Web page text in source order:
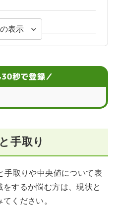
の比較
仕事探しの方法4選
表示
秒で登録／
手取り
手取りや中央値について表
するか悩む方は、現状と
ください。